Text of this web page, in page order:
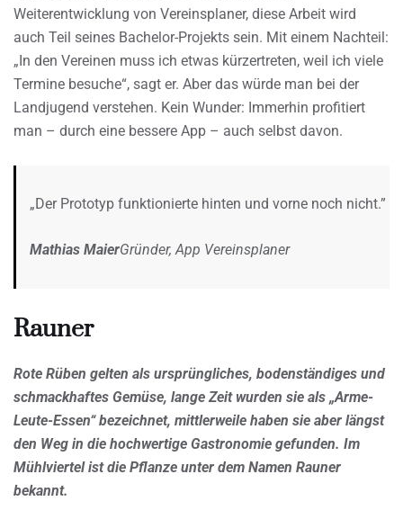
Weiterentwicklung von Vereinsplaner, diese Arbeit wird
auch Teil seines Bachelor-Projekts sein. Mit einem Nachteil:
„In den Vereinen muss ich etwas kürzertreten, weil ich viele
Termine besuche“, sagt er. Aber das würde man bei der
Landjugend verstehen. Kein Wunder: Immerhin profitiert
man – durch eine bessere App – auch selbst davon.
„Der Prototyp funktionierte hinten und vorne noch nicht.”
Mathias MaierGründer, App Vereinsplaner
Rauner
Rote Rüben gelten als ursprüngliches, bodenständiges und
schmackhaftes Gemüse, lange Zeit wurden sie als „Arme-
Leute-Essen“ bezeichnet, mittlerweile haben sie aber längst
den Weg in die hochwertige Gastronomie gefunden. Im
Mühlviertel ist die Pflanze unter dem Namen Rauner
bekannt.